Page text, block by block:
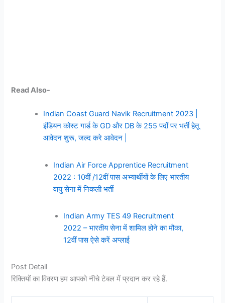
Read Also-
Indian Coast Guard Navik Recruitment 2023 |
इंडियन कोस्ट गार्ड के GD और DB के 255 पदों पर भर्ती हेतू
आवेदन शुरू, जल्द करे आवेदन |
Indian Air Force Apprentice Recruitment
2022 : 10वीं /12वीं पास अभ्यार्थीयों के लिए भारतीय
वायु सेना में निकली भर्ती
Indian Army TES 49 Recruitment
2022 – भारतीय सेना में शामिल होने का मौका,
12वीं पास ऐसे करें अप्लाई
Post Detail
रिक्तियों का विवरण हम आपको नीचे टेबल में प्रदान कर रहे हैं.